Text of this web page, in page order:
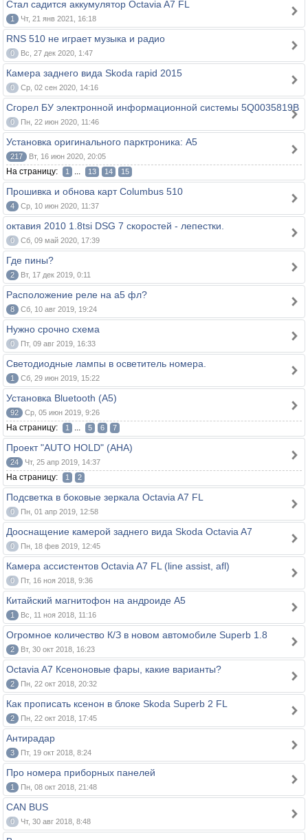
Стал садится аккумулятор Octavia A7 FL
1 Чт, 21 янв 2021, 16:18
RNS 510 не играет музыка и радио
0 Вс, 27 дек 2020, 1:47
Камера заднего вида Skoda rapid 2015
0 Ср, 02 сен 2020, 14:16
Сгорел БУ электронной информационной системы 5Q0035819B
0 Пн, 22 июн 2020, 11:46
Установка оригинального парктроника: A5
217 Вт, 16 июн 2020, 20:05
На страницу: 1 ... 13 14 15
Прошивка и обнова карт Columbus 510
4 Ср, 10 июн 2020, 11:37
октавия 2010 1.8tsi DSG 7 скоростей - лепестки.
0 Сб, 09 май 2020, 17:39
Где пины?
2 Вт, 17 дек 2019, 0:11
Расположение реле на а5 фл?
8 Сб, 10 авг 2019, 19:24
Нужно срочно схема
0 Пт, 09 авг 2019, 16:33
Светодиодные лампы в осветитель номера.
1 Сб, 29 июн 2019, 15:22
Установка Bluetooth (A5)
92 Ср, 05 июн 2019, 9:26
На страницу: 1 ... 5 6 7
Проект "AUTO HOLD" (AHA)
24 Чт, 25 апр 2019, 14:37
На страницу: 1 2
Подсветка в боковые зеркала Octavia A7 FL
0 Пн, 01 апр 2019, 12:58
Дооснащение камерой заднего вида Skoda Octavia A7
0 Пн, 18 фев 2019, 12:45
Камера ассистентов Octavia A7 FL (line assist, afl)
0 Пт, 16 ноя 2018, 9:36
Китайский магнитофон на андроиде A5
1 Вс, 11 ноя 2018, 11:16
Огромное количество К/З в новом автомобиле Superb 1.8
2 Вт, 30 окт 2018, 16:23
Octavia A7 Ксеноновые фары, какие варианты?
2 Пн, 22 окт 2018, 20:32
Как прописать ксенон в блоке Skoda Superb 2 FL
2 Пн, 22 окт 2018, 17:45
Антирадар
3 Пт, 19 окт 2018, 8:24
Про номера приборных панелей
1 Пн, 08 окт 2018, 21:48
CAN BUS
0 Чт, 30 авг 2018, 8:48